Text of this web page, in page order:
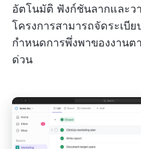
อัตโนมัติ ฟังก์ชันลากและว
โครงการสามารถจัดระเบี
กำหนดการพึ่งพาของงานต
ด่วน